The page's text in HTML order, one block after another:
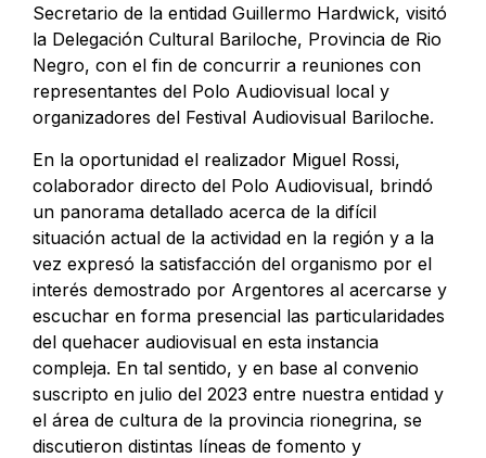
Secretario de la entidad Guillermo Hardwick, visitó
la Delegación Cultural Bariloche, Provincia de Rio
Negro, con el fin de concurrir a reuniones con
representantes del Polo Audiovisual local y
organizadores del Festival Audiovisual Bariloche.
En la oportunidad el realizador Miguel Rossi,
colaborador directo del Polo Audiovisual, brindó
un panorama detallado acerca de la difícil
situación actual de la actividad en la región y a la
vez expresó la satisfacción del organismo por el
interés demostrado por Argentores al acercarse y
escuchar en forma presencial las particularidades
del quehacer audiovisual en esta instancia
compleja. En tal sentido, y en base al convenio
suscripto en julio del 2023 entre nuestra entidad y
el área de cultura de la provincia rionegrina, se
discutieron distintas líneas de fomento y